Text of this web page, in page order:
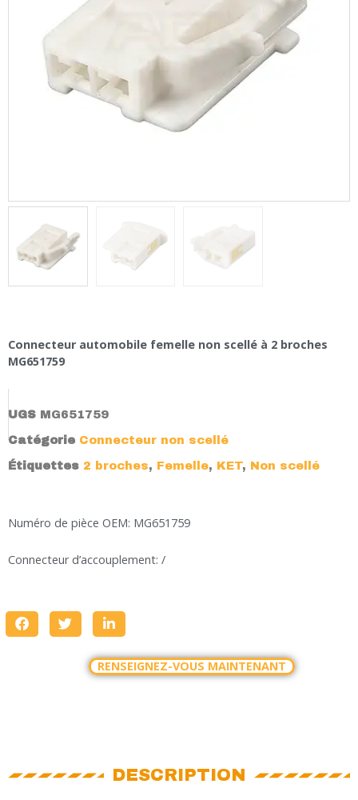
Connecteur automobile femelle non scellé à 2 broches
MG651759
UGS MG651759
Catégorie Connecteur non scellé
Étiquettes 2 broches, Femelle, KET, Non scellé
Numéro de pièce OEM: MG651759
Connecteur d’accouplement: /
RENSEIGNEZ-VOUS MAINTENANT
DESCRIPTION